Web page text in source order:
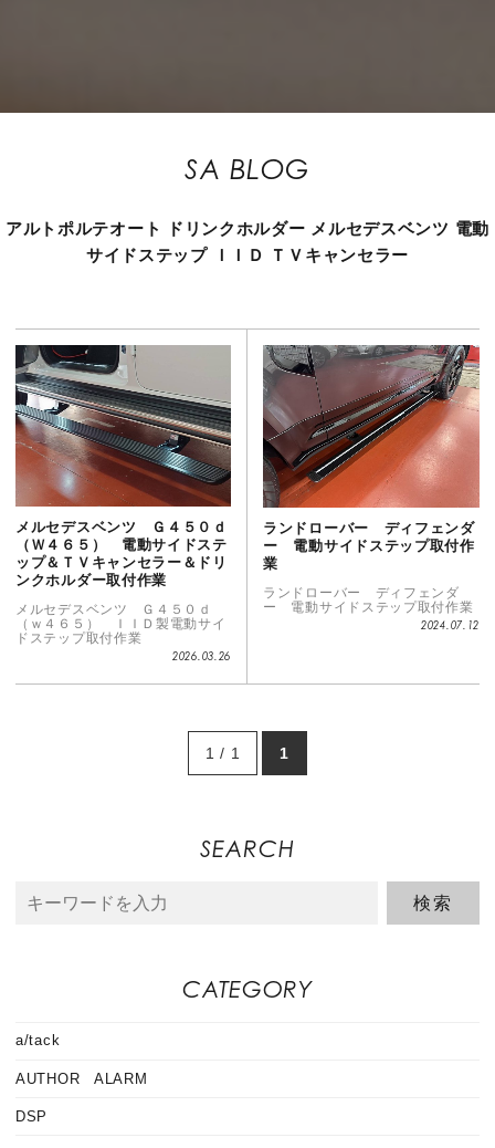
SA BLOG
アルトポルテオート ドリンクホルダー メルセデスベンツ 電動
サイドステップ
ＩＩＤ ＴＶキャンセラー
メルセデスベンツ Ｇ４５０ｄ
（Ｗ４６５） 電動サイドステ
ップ＆ＴＶキャンセラー＆ドリ
ンクホルダー取付作業
メルセデスベンツ Ｇ４５０ｄ
（ｗ４６５） ＩＩＤ製電動サイ
ドステップ取付作業
2026.03.26
ランドローバー ディフェンダ
ー 電動サイドステップ取付作
業
ランドローバー ディフェンダ
ー 電動サイドステップ取付作業
2024.07.12
1 / 1 1
SEARCH
CATEGORY
a/tack
AUTHOR ALARM
DSP